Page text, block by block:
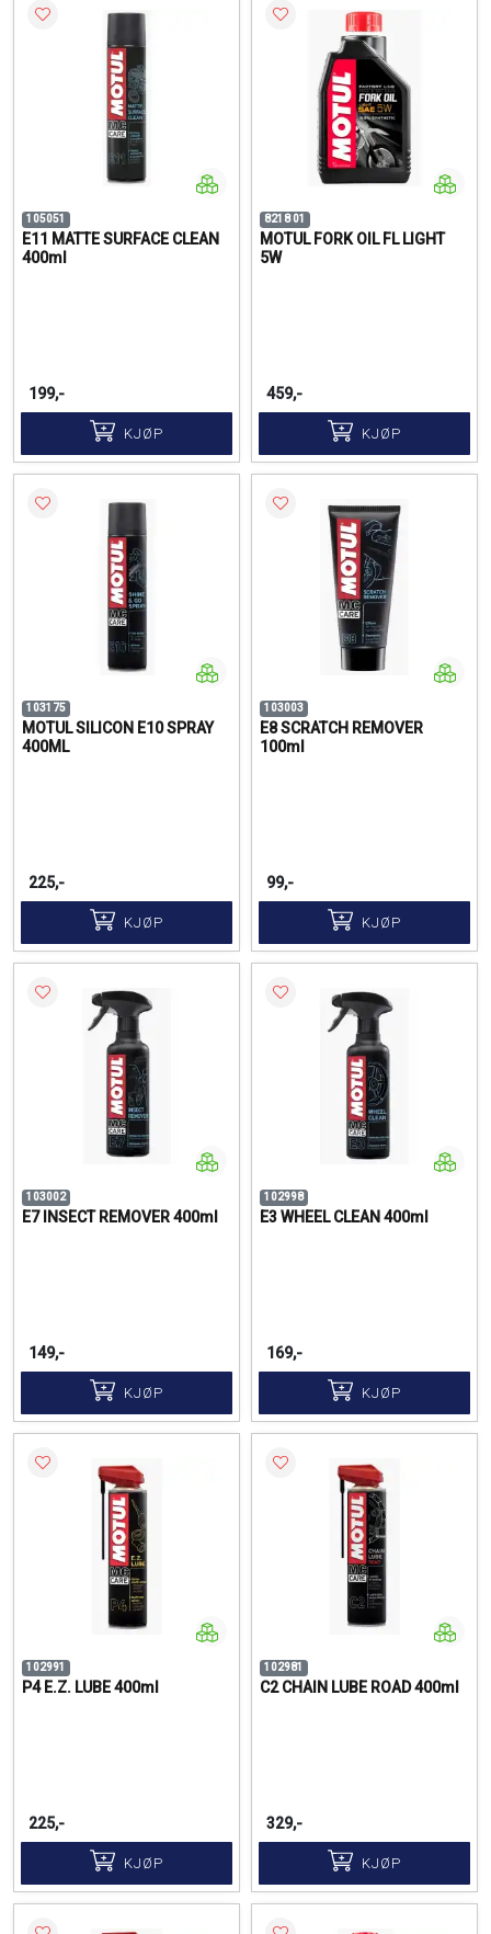
105051
E11 MATTE SURFACE CLEAN
400ml
199,-
KJØP
8218 01
MOTUL FORK OIL FL LIGHT
5W
459,-
KJØP
103175
MOTUL SILICON E10 SPRAY
400ML
225,-
KJØP
103003
E8 SCRATCH REMOVER
100ml
99,-
KJØP
103002
E7 INSECT REMOVER 400ml
149,-
KJØP
102998
E3 WHEEL CLEAN 400ml
169,-
KJØP
102991
P4 E.Z. LUBE 400ml
225,-
KJØP
102981
C2 CHAIN LUBE ROAD 400ml
329,-
KJØP